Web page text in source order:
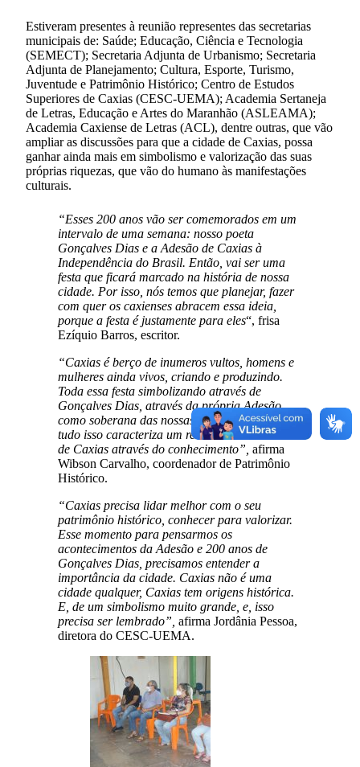
Estiveram presentes à reunião representes das secretarias
municipais de: Saúde; Educação, Ciência e Tecnologia
(SEMECT); Secretaria Adjunta de Urbanismo; Secretaria
Adjunta de Planejamento; Cultura, Esporte, Turismo,
Juventude e Patrimônio Histórico; Centro de Estudos
Superiores de Caxias (CESC-UEMA); Academia Sertaneja
de Letras, Educação e Artes do Maranhão (ASLEAMA);
Academia Caxiense de Letras (ACL), dentre outras, que vão
ampliar as discussões para que a cidade de Caxias, possa
ganhar ainda mais em simbolismo e valorização das suas
próprias riquezas, que vão do humano às manifestações
culturais.
“Esses 200 anos vão ser comemorados em um
intervalo de uma semana: nosso poeta
Gonçalves Dias e a Adesão de Caxias à
Independência do Brasil. Então, vai ser uma
festa que ficará marcado na história de nossa
cidade. Por isso, nós temos que planejar, fazer
com quer os caxienses abracem essa ideia,
porque a festa é justamente para eles“, frisa
Ezíquio Barros, escritor.
“Caxias é berço de inumeros vultos, homens e
mulheres ainda vivos, criando e produzindo.
Toda essa festa simbolizando através de
Gonçalves Dias, através da própria Adesão,
como soberana das nossas ações admistrativas,
tudo isso caracteriza um remetimento à história
de Caxias através do conhecimento”, afirma
Wibson Carvalho, coordenador de Patrimônio
Histórico.
“Caxias precisa lidar melhor com o seu
patrimônio histórico, conhecer para valorizar.
Esse momento para pensarmos os
acontecimentos da Adesão e 200 anos de
Gonçalves Dias, precisamos entender a
importância da cidade. Caxias não é uma
cidade qualquer, Caxias tem origens histórica.
E, de um simbolismo muito grande, e, isso
precisa ser lembrado”, afirma Jordânia Pessoa,
diretora do CESC-UEMA.